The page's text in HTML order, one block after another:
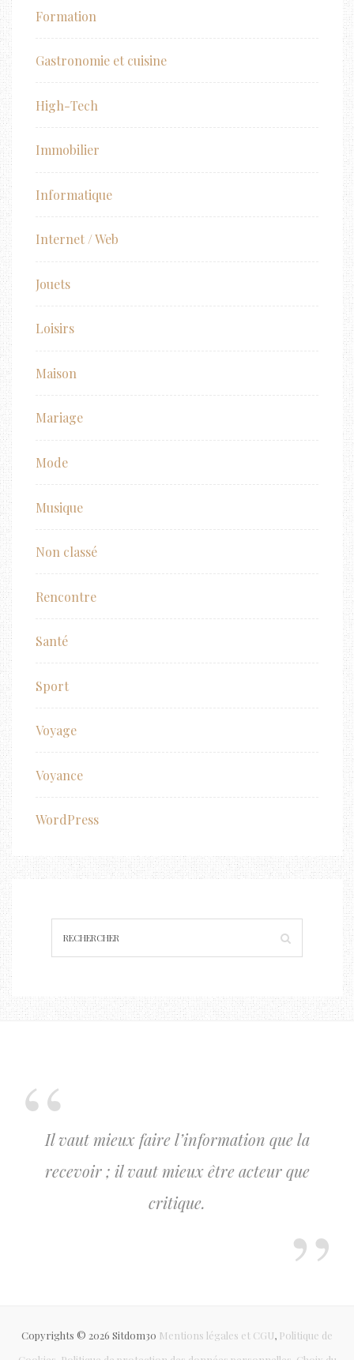
Formation
Gastronomie et cuisine
High-Tech
Immobilier
Informatique
Internet / Web
Jouets
Loisirs
Maison
Mariage
Mode
Musique
Non classé
Rencontre
Santé
Sport
Voyage
Voyance
WordPress
Il vaut mieux faire l’information que la
recevoir ; il vaut mieux être acteur que
critique.
Copyrights © 2026 Sitdom30 Mentions légales et CGU, Politique de